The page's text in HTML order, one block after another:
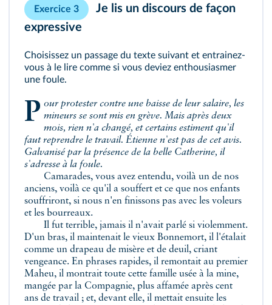
Exercice 3
Je lis un discours de façon
expressive
Choisissez un passage du texte suivant et entrainez-
vous à le lire comme si vous deviez enthousiasmer
une foule.
Pour protester contre une baisse de leur salaire, les mineurs se sont mis en grève. Mais après deux
mois, rien n'a changé, et certains estiment qu'il
faut reprendre le travail. Étienne n'est pas de cet avis.
Galvanisé par la présence de la belle Catherine, il
s'adresse à la foule.
Camarades, vous avez entendu, voilà un de nos
anciens, voilà ce qu'il a souffert et ce que nos enfants
souffriront, si nous n'en finissons pas avec les voleurs
et les bourreaux.
Il fut terrible, jamais il n'avait parlé si violemment.
D'un bras, il maintenait le vieux Bonnemort, il l'étalait
comme un drapeau de misère et de deuil, criant
vengeance. En phrases rapides, il remontait au premier
Maheu, il montrait toute cette famille usée à la mine,
mangée par la Compagnie, plus affamée après cent
ans de travail ; et, devant elle, il mettait ensuite les